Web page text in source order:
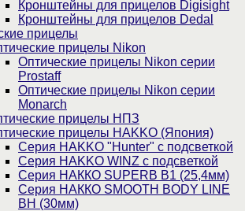
Кронштейны для прицелов Digisight
Кронштейны для прицелов Dedal
прицелы
прицелы Nikon
Оптические прицелы Nikon серии
Prostaff
Оптические прицелы Nikon серии
Monarch
прицелы НПЗ
прицелы HAKKO (Япония)
Cерия HAKKO "Hunter" с подсветкой
Серия НAKKO WINZ с подсветкой
Серия НАККО SUPERB B1 (25,4мм)
Серия НАККО SMOOTH BODY LINE
BH (30мм)